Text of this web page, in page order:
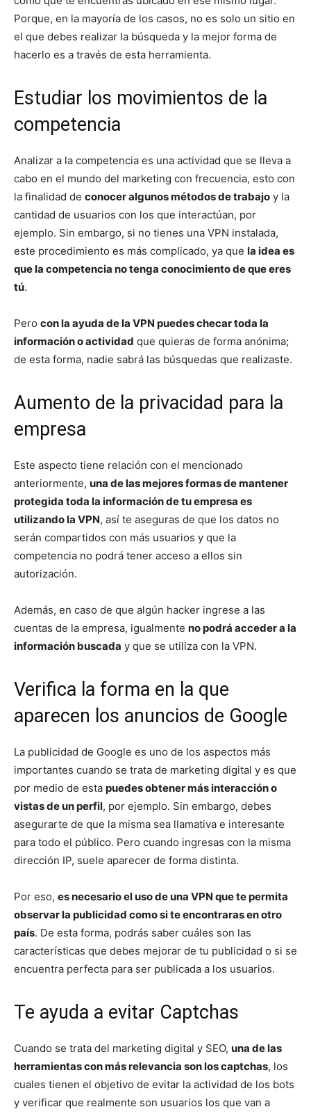
Porque, en la mayoría de los casos, no es solo un sitio en
el que debes realizar la búsqueda y la mejor forma de
hacerlo es a través de esta herramienta.
Estudiar los movimientos de la
competencia
Analizar a la competencia es una actividad que se lleva a
cabo en el mundo del marketing con frecuencia, esto con
la finalidad de conocer algunos métodos de trabajo y la
cantidad de usuarios con los que interactúan, por
ejemplo. Sin embargo, si no tienes una VPN instalada,
este procedimiento es más complicado, ya que la idea es
que la competencia no tenga conocimiento de que eres
tú.
Pero con la ayuda de la VPN puedes checar toda la
información o actividad que quieras de forma anónima;
de esta forma, nadie sabrá las búsquedas que realizaste.
Aumento de la privacidad para la
empresa
Este aspecto tiene relación con el mencionado
anteriormente, una de las mejores formas de mantener
protegida toda la información de tu empresa es
utilizando la VPN, así te aseguras de que los datos no
serán compartidos con más usuarios y que la
competencia no podrá tener acceso a ellos sin
autorización.
Además, en caso de que algún hacker ingrese a las
cuentas de la empresa, igualmente no podrá acceder a la
información buscada y que se utiliza con la VPN.
Verifica la forma en la que
aparecen los anuncios de Google
La publicidad de Google es uno de los aspectos más
importantes cuando se trata de marketing digital y es que
por medio de esta puedes obtener más interacción o
vistas de un perfil, por ejemplo. Sin embargo, debes
asegurarte de que la misma sea llamativa e interesante
para todo el público. Pero cuando ingresas con la misma
dirección IP, suele aparecer de forma distinta.
Por eso, es necesario el uso de una VPN que te permita
observar la publicidad como si te encontraras en otro
país. De esta forma, podrás saber cuáles son las
características que debes mejorar de tu publicidad o si se
encuentra perfecta para ser publicada a los usuarios.
Te ayuda a evitar Captchas
Cuando se trata del marketing digital y SEO, una de las
herramientas con más relevancia son los captchas, los
cuales tienen el objetivo de evitar la actividad de los bots
y verificar que realmente son usuarios los que van a